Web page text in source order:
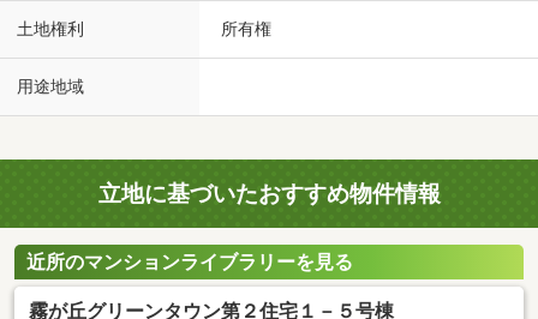
土地権利 所有権
用途地域
立地に基づいたおすすめ物件情報
近所のマンションライブラリーを見る
霧が丘グリーンタウン第２住宅１－５号棟